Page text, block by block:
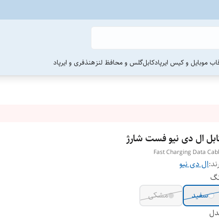
موبایل و کیس ایرپادکابلگلس و محافظ لنزهنذفری و ایرپاد
ال دی نیو فست شارژ
Fast Charging Data
ال دی نیو
سفید
مشکی